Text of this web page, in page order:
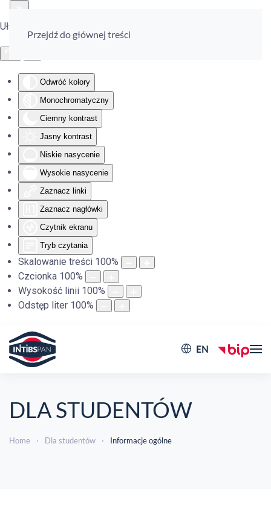
Ułatwienia dostępu
Odwróć kolory
Monochromatyczny
Ciemny kontrast
Jasny kontrast
Niskie nasycenie
Wysokie nasycenie
Zaznacz linki
Zaznacz nagłówki
Czytnik ekranu
Tryb czytania
Skalowanie treści 100%
Czcionka 100%
Wysokość linii 100%
Odstęp liter 100%
Przejdź do głównej treści
EN
DLA STUDENTÓW
Home Dla studentów Informacje ogólne